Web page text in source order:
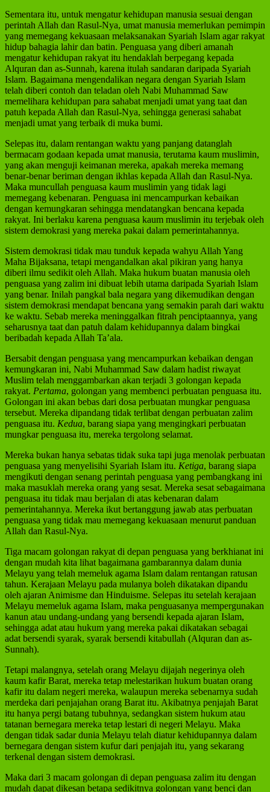
Sementara itu, untuk mengatur kehidupan manusia sesuai dengan
perintah Allah dan Rasul-Nya, umat manusia memerlukan pemimpin
yang memegang kekuasaan melaksanakan Syariah Islam agar rakyat
hidup bahagia lahir dan batin. Penguasa yang diberi amanah
mengatur kehidupan rakyat itu hendaklah berpegang kepada
Alquran dan as-Sunnah, karena itulah sandaran daripada Syariah
Islam. Bagaimana mengendalikan negara dengan Syariah Islam
telah diberi contoh dan teladan oleh Nabi Muhammad Saw
memelihara kehidupan para sahabat menjadi umat yang taat dan
patuh kepada Allah dan Rasul-Nya, sehingga generasi sahabat
menjadi umat yang terbaik di muka bumi.
Selepas itu, dalam rentangan waktu yang panjang datanglah
bermacam godaan kepada umat manusia, terutama kaum muslimin,
yang akan menguji keimanan mereka, apakah mereka memang
benar-benar beriman dengan ikhlas kepada Allah dan Rasul-Nya.
Maka muncullah penguasa kaum muslimin yang tidak lagi
memegang kebenaran. Penguasa ini mencampurkan kebaikan
dengan kemungkaran sehingga mendatangkan bencana kepada
rakyat. Ini berlaku karena penguasa kaum muslimin itu terjebak oleh
sistem demokrasi yang mereka pakai dalam pemerintahannya.
Sistem demokrasi tidak mau tunduk kepada wahyu Allah Yang
Maha Bijaksana, tetapi mengandalkan akal pikiran yang hanya
diberi ilmu sedikit oleh Allah. Maka hukum buatan manusia oleh
penguasa yang zalim ini dibuat lebih utama daripada Syariah Islam
yang benar. Inilah pangkal bala negara yang dikemudikan dengan
sistem demokrasi mendapat bencana yang semakin parah dari waktu
ke waktu. Sebab mereka meninggalkan fitrah penciptaannya, yang
seharusnya taat dan patuh dalam kehidupannya dalam bingkai
beribadah kepada Allah Ta’ala.
Bersabit dengan penguasa yang mencampurkan kebaikan dengan
kemungkaran ini, Nabi Muhammad Saw dalam hadist riwayat
Muslim telah menggambarkan akan terjadi 3 golongan kepada
rakyat. Pertama, golongan yang membenci perbuatan penguasa itu.
Golongan ini akan bebas dari dosa perbuatan mungkar penguasa
tersebut. Mereka dipandang tidak terlibat dengan perbuatan zalim
penguasa itu. Kedua, barang siapa yang mengingkari perbuatan
mungkar penguasa itu, mereka tergolong selamat.
Mereka bukan hanya sebatas tidak suka tapi juga menolak perbuatan
penguasa yang menyelisihi Syariah Islam itu. Ketiga, barang siapa
mengikuti dengan senang perintah penguasa yang pembangkang ini
maka masuklah mereka orang yang sesat. Mereka sesat sebagaimana
penguasa itu tidak mau berjalan di atas kebenaran dalam
pemerintahannya. Mereka ikut bertanggung jawab atas perbuatan
penguasa yang tidak mau memegang kekuasaan menurut panduan
Allah dan Rasul-Nya.
Tiga macam golongan rakyat di depan penguasa yang berkhianat ini
dengan mudah kita lihat bagaimana gambarannya dalam dunia
Melayu yang telah memeluk agama Islam dalam rentangan ratusan
tahun. Kerajaan Melayu pada mulanya boleh dikatakan dipandu
oleh ajaran Animisme dan Hinduisme. Selepas itu setelah kerajaan
Melayu memeluk agama Islam, maka penguasanya mempergunakan
kanun atau undang-undang yang bersendi kepada ajaran Islam,
sehingga adat atau hukum yang mereka pakai dikatakan sebagai
adat bersendi syarak, syarak bersendi kitabullah (Alquran dan as-
Sunnah).
Tetapi malangnya, setelah orang Melayu dijajah negerinya oleh
kaum kafir Barat, mereka tetap melestarikan hukum buatan orang
kafir itu dalam negeri mereka, walaupun mereka sebenarnya sudah
merdeka dari penjajahan orang Barat itu. Akibatnya penjajah Barat
itu hanya pergi batang tubuhnya, sedangkan sistem hukum atau
tatanan bernegara mereka tetap lestari di negeri Melayu. Maka
dengan tidak sadar dunia Melayu telah diatur kehidupannya dalam
bernegara dengan sistem kufur dari penjajah itu, yang sekarang
terkenal dengan sistem demokrasi.
Maka dari 3 macam golongan di depan penguasa zalim itu dengan
mudah dapat dikesan betapa sedikitnya golongan yang benci dan